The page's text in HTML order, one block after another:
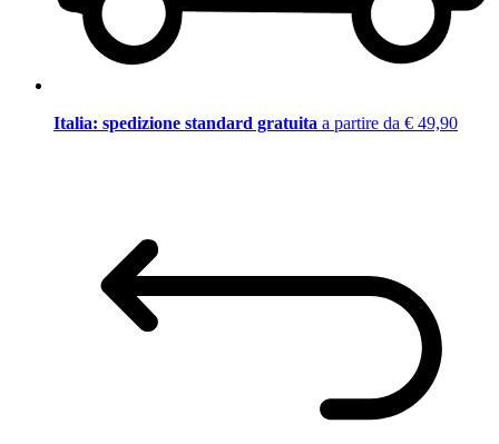
Italia: spedizione standard gratuita a partire da € 49,90